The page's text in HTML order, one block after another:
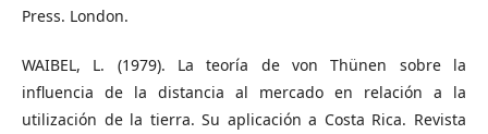
Press. London.
WAIBEL, L. (1979). La teoría de von Thünen sobre la
influencia de la distancia al mercado en relación a la
utilización de la tierra. Su aplicación a Costa Rica. Revista